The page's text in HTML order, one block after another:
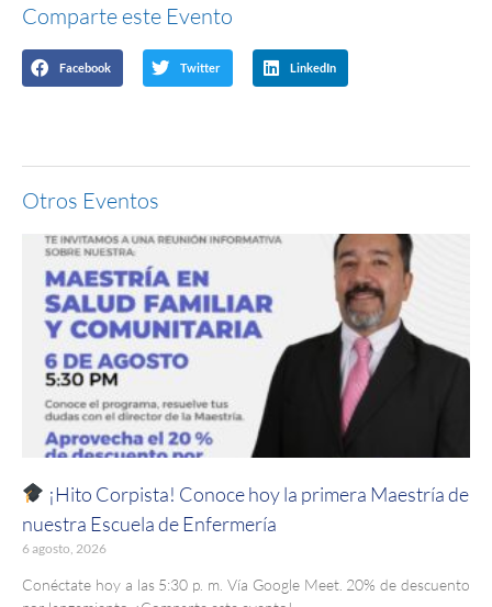
Comparte este Evento
Facebook Twitter LinkedIn
Otros Eventos
¡Hito Corpista! Conoce hoy la primera Maestría de
nuestra Escuela de Enfermería
6 agosto, 2026
Conéctate hoy a las 5:30 p. m. Vía Google Meet. 20% de descuento